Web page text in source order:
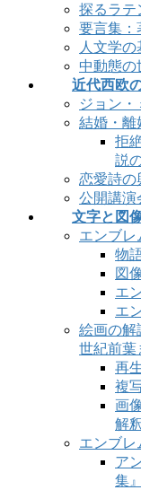
探るラテ
要言集：
人文学
中動態の
近代西欧
ジョン
結婚・離
拒
説
恋愛詩の
公開講演
文字と図
エンブレ
物
図
エ
エ
絵画の解
世紀前葉
再
複
画
解
エンブレ
ア
集』